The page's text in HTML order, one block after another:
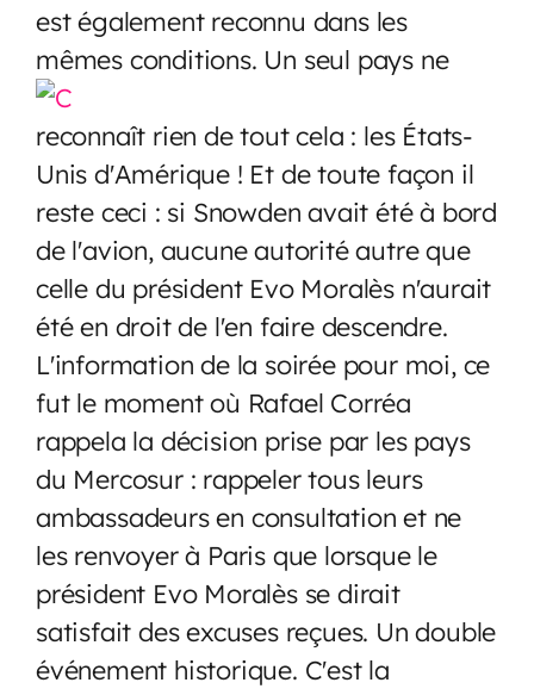
est également reconnu dans les
mêmes conditions. Un seul pays ne
reconnaît rien de tout cela : les États-
Unis d'Amérique ! Et de toute façon il
reste ceci : si Snowden avait été à bord
de l'avion, aucune autorité autre que
celle du président Evo Moralès n'aurait
été en droit de l'en faire descendre.
L'information de la soirée pour moi, ce
fut le moment où Rafael Corréa
rappela la décision prise par les pays
du Mercosur : rappeler tous leurs
ambassadeurs en consultation et ne
les renvoyer à Paris que lorsque le
président Evo Moralès se dirait
satisfait des excuses reçues. Un double
événement historique. C'est la